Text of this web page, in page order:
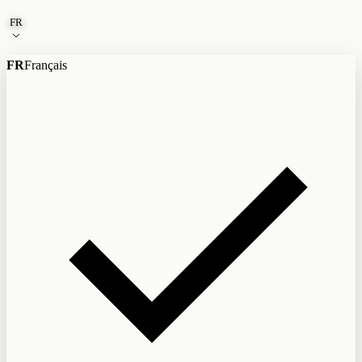
Aller au contenu
FR
FRFrançais